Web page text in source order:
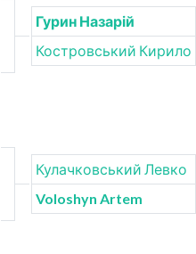
Гурин Назарій
Костровський Кирило
Кулачковський Левко
Voloshyn Artem